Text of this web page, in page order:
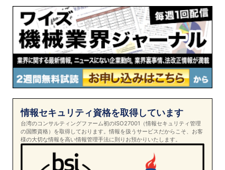
情報セキュリティ資格を取得しています
台湾のコンサルティングファーム初のISO27001（情報セキュリティ管理
の国際資格）を取得しております。情報を扱うサービスだからこそ、お客
様の大切な情報を高い情報管理手法に則りお預かりいたします。